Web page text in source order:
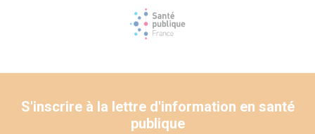
S'inscrire à la lettre d'information en santé
publique